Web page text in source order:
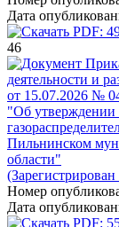
Дата
PDF:
46
деятельности и
от 15.07.2026 №
"Об утверждении
Пильнинском
области"
Номер
Дата
PDF: